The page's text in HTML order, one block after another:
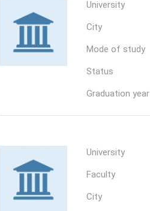
University
City
Mode of study
Status
Graduation year
University
Faculty
City